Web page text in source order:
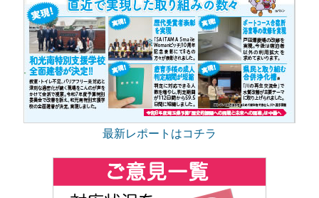
最新レポートはコチラ